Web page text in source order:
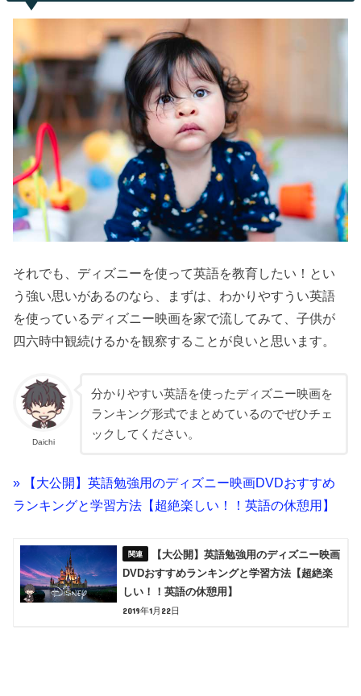
それでも、ディズニーを使って英語を教育したい！とい
う強い思いがあるのなら、まずは、わかりやすうい英語
を使っているディズニー映画を家で流してみて、子供が
四六時中観続けるかを観察することが良いと思います。
Daichi
分かりやすい英語を使ったディズニー映画を
ランキング形式でまとめているのでぜひチェ
ックしてください。
» 【大公開】英語勉強用のディズニー映画DVDおすすめ
ランキングと学習方法【超絶楽しい！！英語の休憩用】
【大公開】英語勉強用のディズニー映画
DVDおすすめランキングと学習方法【超絶楽
しい！！英語の休憩用】
2019年1月22日